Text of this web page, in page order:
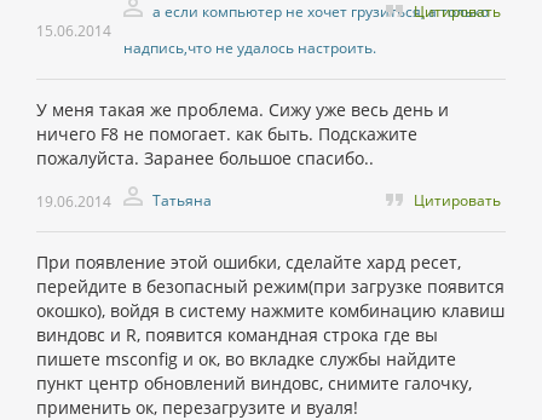
15.06.2014
а если компьютер не хочет грузиться, а только
надпись,что не удалось настроить.
Цитировать
У меня такая же проблема. Сижу уже весь день и
ничего F8 не помогает. как быть. Подскажите
пожалуйста. Заранее большое спасибо..
19.06.2014 Татьяна Цитировать
При появление этой ошибки, сделайте хард ресет,
перейдите в безопасный режим(при загрузке появится
окошко), войдя в систему нажмите комбинацию клавиш
виндовс и R, появится командная строка где вы
пишете msconfig и ок, во вкладке службы найдите
пункт центр обновлений виндовс, снимите галочку,
применить ок, перезагрузите и вуаля!